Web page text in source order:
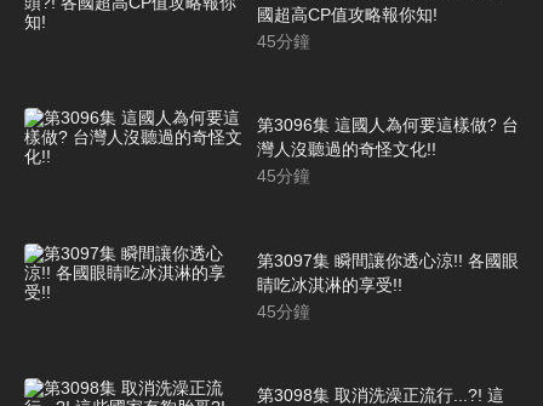
國超高CP值攻略報你知!
45分鐘
第3096集 這國人為何要這樣做? 台
灣人沒聽過的奇怪文化!!
45分鐘
第3097集 瞬間讓你透心涼!! 各國眼
睛吃冰淇淋的享受!!
45分鐘
第3098集 取消洗澡正流行...?! 這